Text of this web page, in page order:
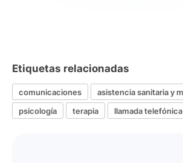
Etiquetas relacionadas
comunicaciones
asistencia sanitaria y
psicología
terapia llamada telefónica